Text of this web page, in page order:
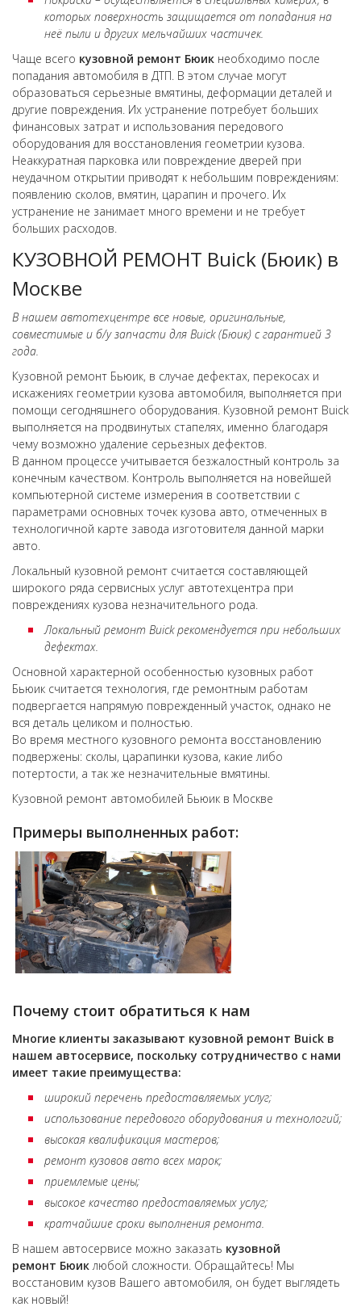
которых поверхность защищается от попадания на
неё пыли и других мельчайших частичек.
Чаще всего кузовной ремонт Бюик необходимо после
попадания автомобиля в ДТП. В этом случае могут
образоваться серьезные вмятины, деформации деталей и
другие повреждения. Их устранение потребует больших
финансовых затрат и использования передового
оборудования для восстановления геометрии кузова.
Неаккуратная парковка или повреждение дверей при
неудачном открытии приводят к небольшим повреждениям:
появлению сколов, вмятин, царапин и прочего. Их
устранение не занимает много времени и не требует
больших расходов.
КУЗОВНОЙ РЕМОНТ Buick (Бюик) в
Москве
В нашем автотехцентре все новые, оригинальные,
совместимые и б/у запчасти для Buick (Бюик) с гарантией 3
года.
Кузовной ремонт Бьюик, в случае дефектах, перекосах и
искажениях геометрии кузова автомобиля, выполняется при
помощи сегодняшнего оборудования. Кузовной ремонт Buick
выполняется на продвинутых стапелях, именно благодаря
чему возможно удаление серьезных дефектов.
В данном процессе учитывается безжалостный контроль за
конечным качеством. Контроль выполняется на новейшей
компьютерной системе измерения в соответствии с
параметрами основных точек кузова авто, отмеченных в
технологичной карте завода изготовителя данной марки
авто.
Локальный кузовной ремонт считается составляющей
широкого ряда сервисных услуг автотехцентра при
повреждениях кузова незначительного рода.
Локальный ремонт Buick рекомендуется при небольших
дефектах.
Основной характерной особенностью кузовных работ
Бьюик считается технология, где ремонтным работам
подвергается напрямую поврежденный участок, однако не
вся деталь целиком и полностью.
Во время местного кузовного ремонта восстановлению
подвержены: сколы, царапинки кузова, какие либо
потертости, а так же незначительные вмятины.
Кузовной ремонт автомобилей Бьюик в Москве
Примеры выполненных работ:
Почему стоит обратиться к нам
Многие клиенты заказывают кузовной ремонт Buick в
нашем автосервисе, поскольку сотрудничество с нами
имеет такие преимущества:
широкий перечень предоставляемых услуг;
использование передового оборудования и технологий;
высокая квалификация мастеров;
ремонт кузовов авто всех марок;
приемлемые цены;
высокое качество предоставляемых услуг;
кратчайшие сроки выполнения ремонта.
В нашем автосервисе можно заказать кузовной
ремонт Бюиклюбой сложности. Обращайтесь! Мы
восстановим кузов Вашего автомобиля, он будет выглядеть
как новый!